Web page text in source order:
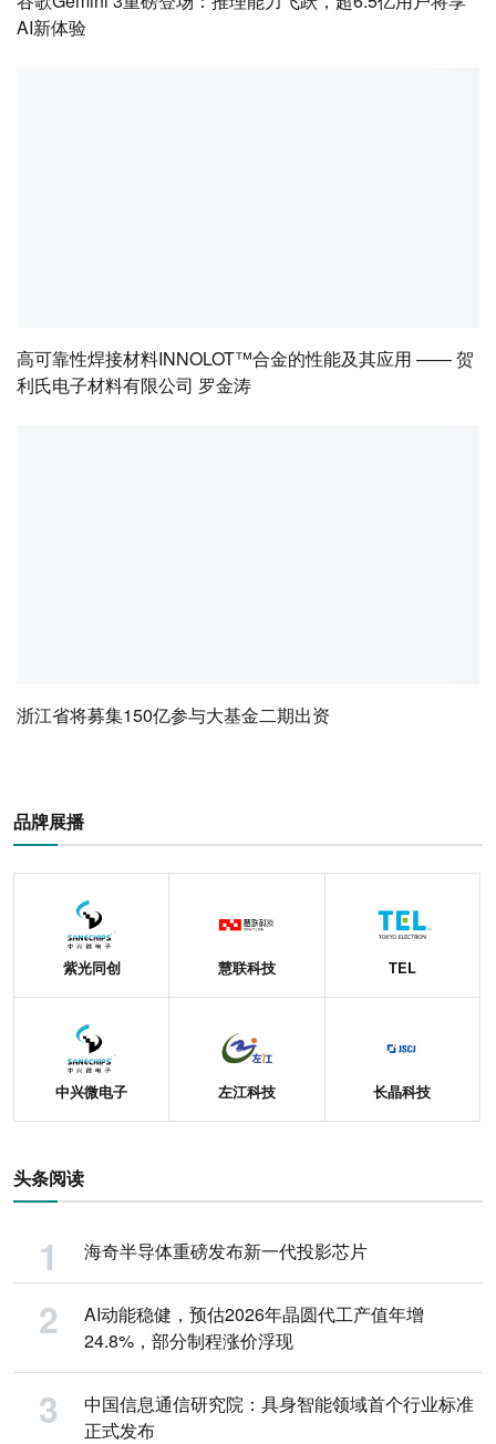
AI新体验
高可靠性焊接材料INNOLOT™合金的性能及其应用 —— 贺
利氏电子材料有限公司 罗金涛
浙江省将募集150亿参与大基金二期出资
品牌展播
紫光同创 慧联科技 TEL
中兴微电子 左江科技 长晶科技
头条阅读
海奇半导体重磅发布新一代投影芯片
AI动能稳健，预估2026年晶圆代工产值年增
24.8%，部分制程涨价浮现
中国信息通信研究院：具身智能领域首个行业标准
正式发布